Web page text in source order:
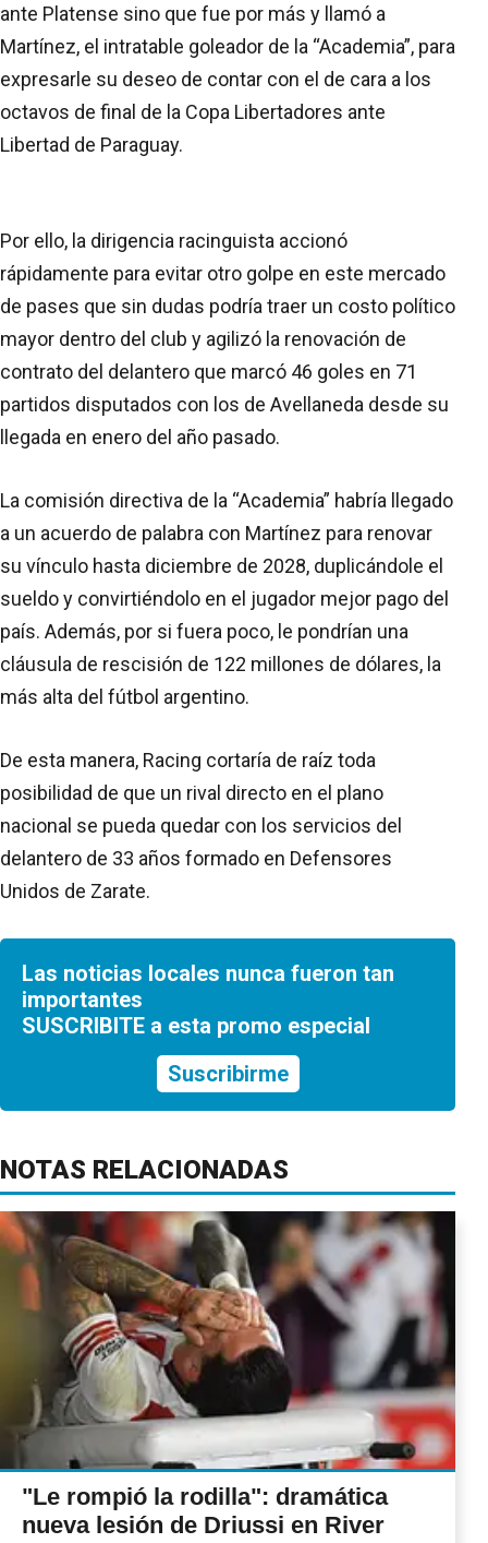
ante Platense sino que fue por más y llamó a
Martínez, el intratable goleador de la “Academia”, para
expresarle su deseo de contar con el de cara a los
octavos de final de la Copa Libertadores ante
Libertad de Paraguay.
Por ello, la dirigencia racinguista accionó
rápidamente para evitar otro golpe en este mercado
de pases que sin dudas podría traer un costo político
mayor dentro del club y agilizó la renovación de
contrato del delantero que marcó 46 goles en 71
partidos disputados con los de Avellaneda desde su
llegada en enero del año pasado.
La comisión directiva de la “Academia” habría llegado
a un acuerdo de palabra con Martínez para renovar
su vínculo hasta diciembre de 2028, duplicándole el
sueldo y convirtiéndolo en el jugador mejor pago del
país. Además, por si fuera poco, le pondrían una
cláusula de rescisión de 122 millones de dólares, la
más alta del fútbol argentino.
De esta manera, Racing cortaría de raíz toda
posibilidad de que un rival directo en el plano
nacional se pueda quedar con los servicios del
delantero de 33 años formado en Defensores
Unidos de Zarate.
Las noticias locales nunca fueron tan
importantes
SUSCRIBITE a esta promo especial
Suscribirme
NOTAS RELACIONADAS
"Le rompió la rodilla": dramática
nueva lesión de Driussi en River